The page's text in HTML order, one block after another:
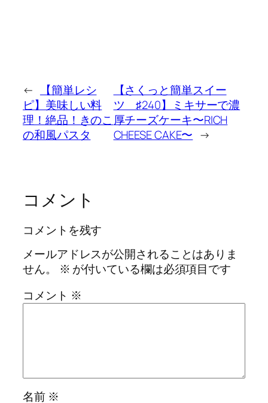
←
【簡単レシ
ピ】美味しい料
理！絶品！きのこ
の和風パスタ
【さくっと簡単スイー
ツ ♯240】ミキサーで濃
厚チーズケーキ〜RICH
CHEESE CAKE〜 →
コメント
コメントを残す
メールアドレスが公開されることはありま
せん。
※ が付いている欄は必須項目です
コメント ※
名前 ※